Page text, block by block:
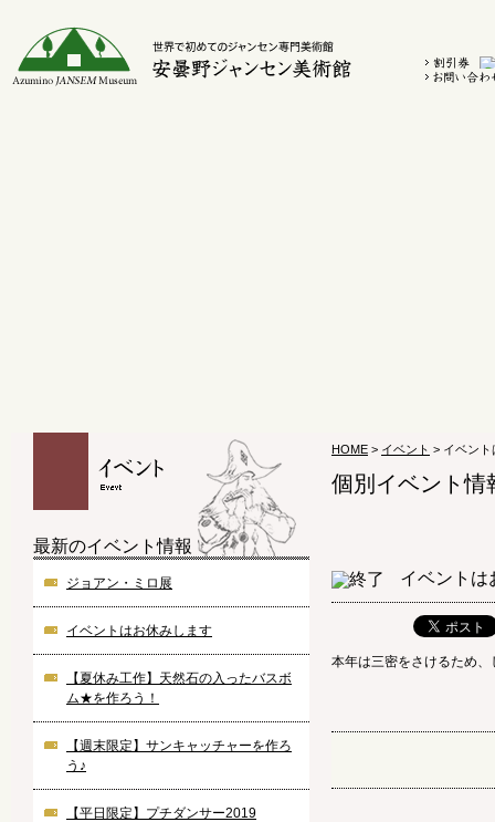
最新のイベント情報
ジョアン・ミロ展
イベントはお休みします
【夏休み工作】天然石の入ったバスボ
ム★を作ろう！
【週末限定】サンキャッチャーを作ろ
う♪
【平日限定】プチダンサー2019
HOME > イベント > イベン
個別イベント情
イベントは
本年は三密をさけるため